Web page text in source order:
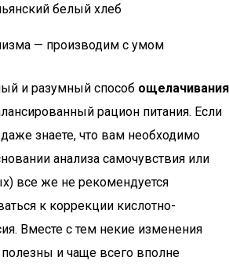
белый хлеб
— производим с умом
и разумный способ ощелачивания
рацион питания. Если
знаете, что вам необходимо
анализа самочувствия или
все же не рекомендуется
к коррекции кислотно-
Вместе с тем некие изменения
и чаще всего вполне